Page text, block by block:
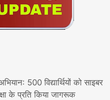
500 विद्यार्थियों को साइबर
के प्रति किया जागरूक